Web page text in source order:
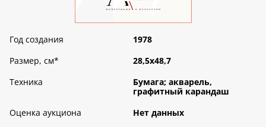
Год создания
1978
Размер, см*
28,5х48,7
Техника
Бумага; акварель,
графитный карандаш
Оценка аукциона
Нет данных